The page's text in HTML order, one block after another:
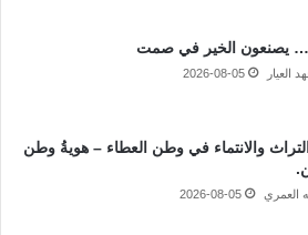
يصنعون الخير في صمت
العيار 2026-08-05
والانتماء في وطن العطاء – هويةُ وطن
العمري 2026-08-05